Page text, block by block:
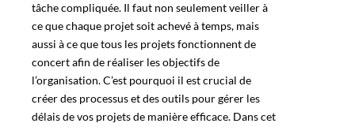
tâche compliquée. Il faut non seulement veiller à
ce que chaque projet soit achevé à temps, mais
aussi à ce que tous les projets fonctionnent de
concert afin de réaliser les objectifs de
l’organisation. C’est pourquoi il est crucial de
créer des processus et des outils pour gérer les
délais de vos projets de manière efficace. Dans cet